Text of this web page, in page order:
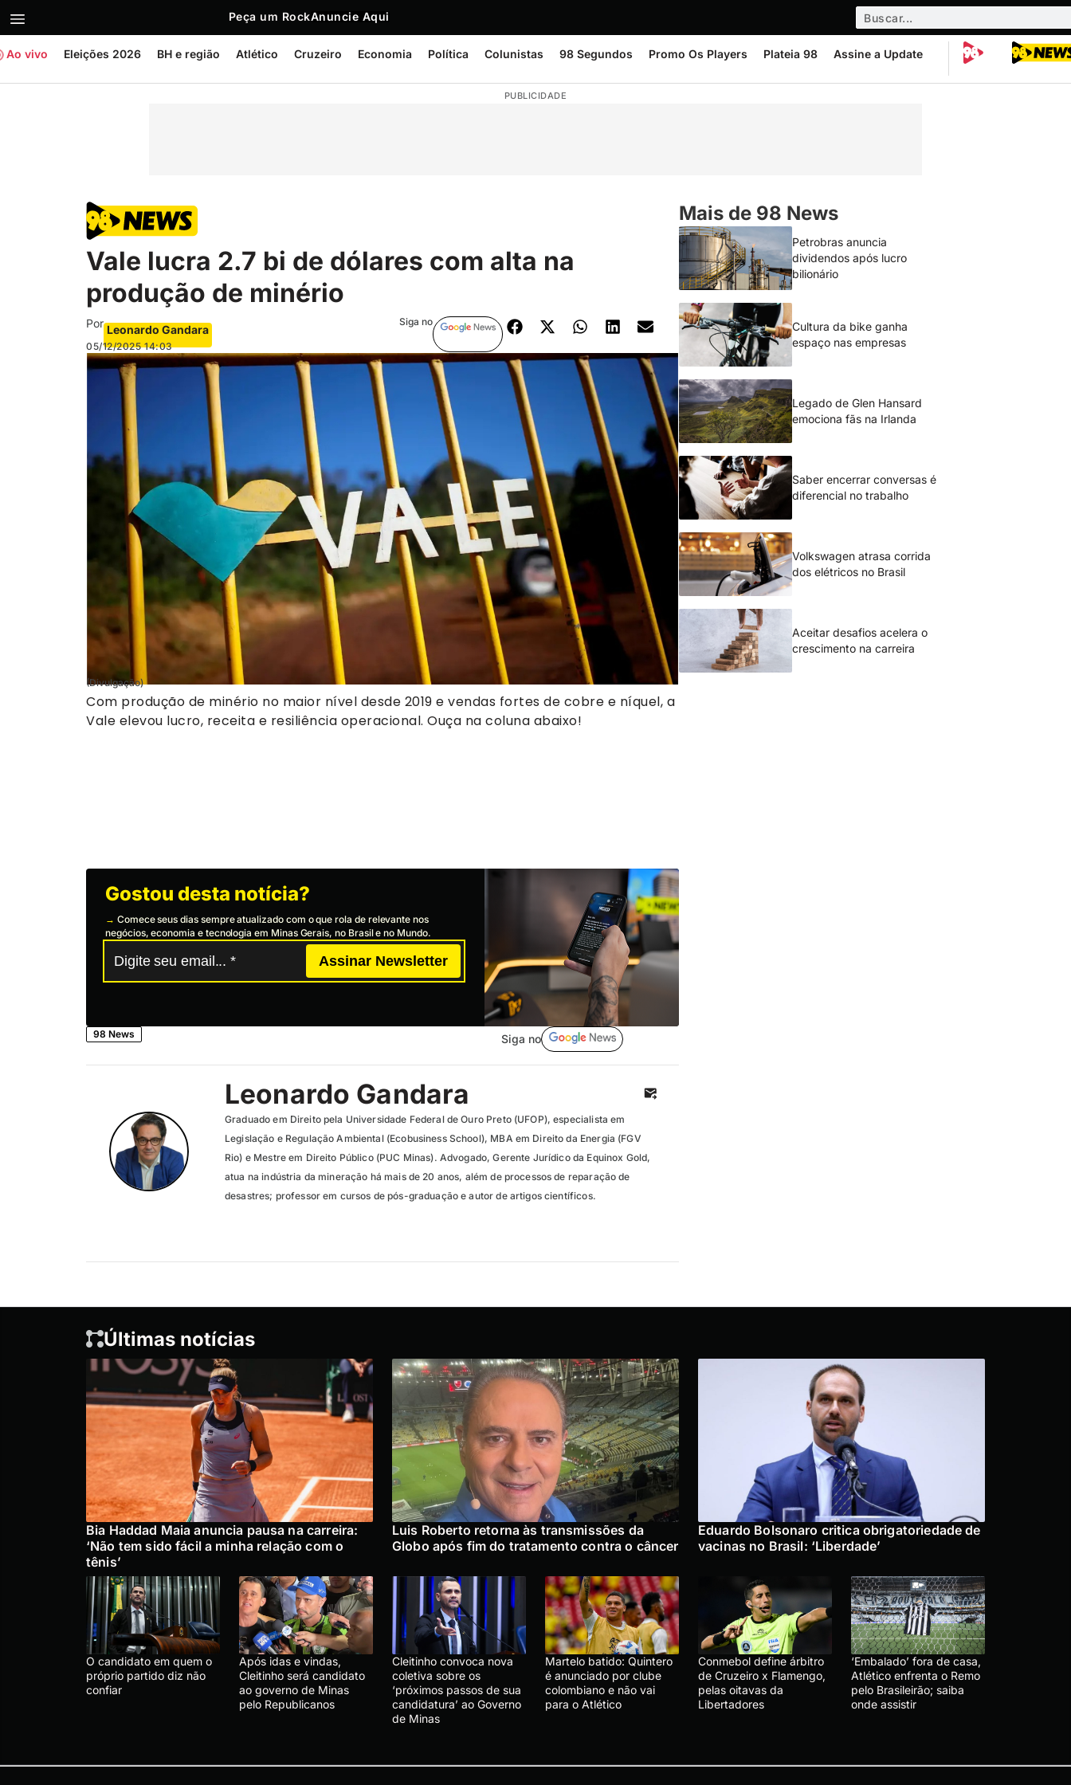
Peça um RockAnuncie Aqui
Ao vivo Eleições 2026 BH e região Atlético Cruzeiro Economia Política Colunistas 98 Segundos Promo Os Players Plateia 98 Assine a Update
PUBLICIDADE
Vale lucra 2.7 bi de dólares com alta na
produção de minério
Por Leonardo Gandara
05/12/2025 14:03
Siga no
(Divulgação)
Com produção de minério no maior nível desde 2019 e vendas fortes de cobre e níquel, a
Vale elevou lucro, receita e resiliência operacional. Ouça na coluna abaixo!
Gostou desta notícia?
→ Comece seus dias sempre atualizado com o que rola de relevante nos
negócios, economia e tecnologia em Minas Gerais, no Brasil e no Mundo.
Assinar Newsletter
98 News Siga no
Leonardo Gandara
Graduado em Direito pela Universidade Federal de Ouro Preto (UFOP), especialista em
Legislação e Regulação Ambiental (Ecobusiness School), MBA em Direito da Energia (FGV
Rio) e Mestre em Direito Público (PUC Minas). Advogado, Gerente Jurídico da Equinox Gold,
atua na indústria da mineração há mais de 20 anos, além de processos de reparação de
desastres; professor em cursos de pós-graduação e autor de artigos científicos.
Mais de 98 News
Petrobras anuncia
dividendos após lucro
bilionário
Cultura da bike ganha
espaço nas empresas
Legado de Glen Hansard
emociona fãs na Irlanda
Saber encerrar conversas é
diferencial no trabalho
Volkswagen atrasa corrida
dos elétricos no Brasil
Aceitar desafios acelera o
crescimento na carreira
Últimas notícias
Bia Haddad Maia anuncia pausa na carreira:
‘Não tem sido fácil a minha relação com o
tênis’
Luis Roberto retorna às transmissões da
Globo após fim do tratamento contra o câncer
Eduardo Bolsonaro critica obrigatoriedade de
vacinas no Brasil: ‘Liberdade’
O candidato em quem o
próprio partido diz não
confiar
Após idas e vindas,
Cleitinho será candidato
ao governo de Minas
pelo Republicanos
Cleitinho convoca nova
coletiva sobre os
‘próximos passos de sua
candidatura’ ao Governo
de Minas
Martelo batido: Quintero
é anunciado por clube
colombiano e não vai
para o Atlético
Conmebol define árbitro
de Cruzeiro x Flamengo,
pelas oitavas da
Libertadores
‘Embalado’ fora de casa,
Atlético enfrenta o Remo
pelo Brasileirão; saiba
onde assistir